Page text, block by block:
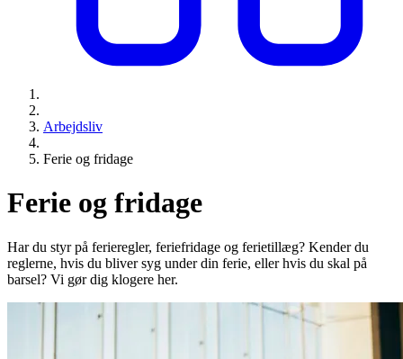
Arbejdsliv
Ferie og fridage
Ferie og fridage
Har du styr på ferieregler, feriefridage og ferietillæg? Kender du
reglerne, hvis du bliver syg under din ferie, eller hvis du skal på
barsel? Vi gør dig klogere her.